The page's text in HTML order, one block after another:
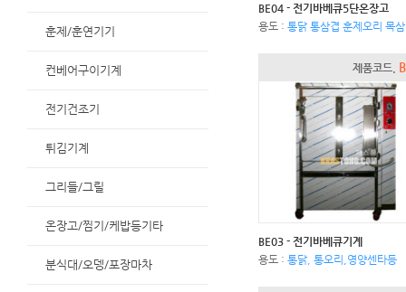
훈제/훈연기기
컨베어구이기계
전기건조기
튀김기계
그리들/그릴
온장고/찜기/케밥등기타
분식대/오뎅/포장마차
BE04 - 전기바베큐5단온장고
용도 : 통닭 통삼겹 훈제오리 목
제품코드.
BE03 - 전기바베큐기계
용도 : 통닭, 통오리,영양센타등